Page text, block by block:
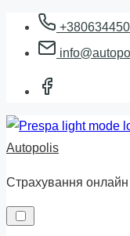
Autopolis
Страхування онлайн